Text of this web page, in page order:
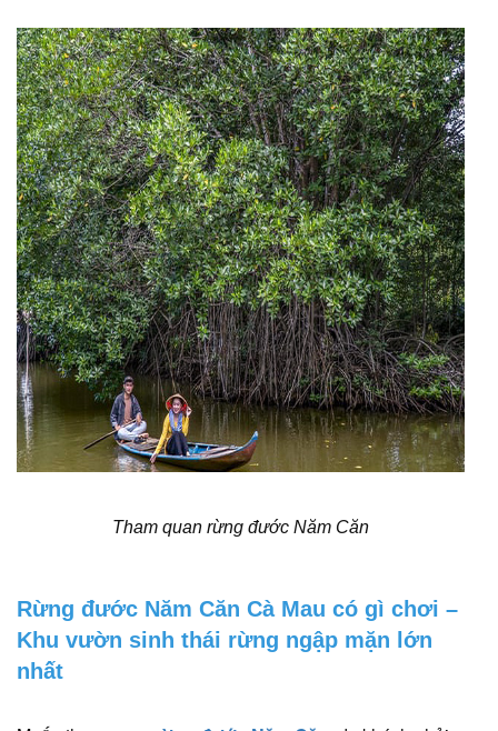
Tham quan rừng đước Năm Căn
Rừng đước Năm Căn Cà Mau có gì chơi –
Khu vườn sinh thái rừng ngập mặn lớn
nhất